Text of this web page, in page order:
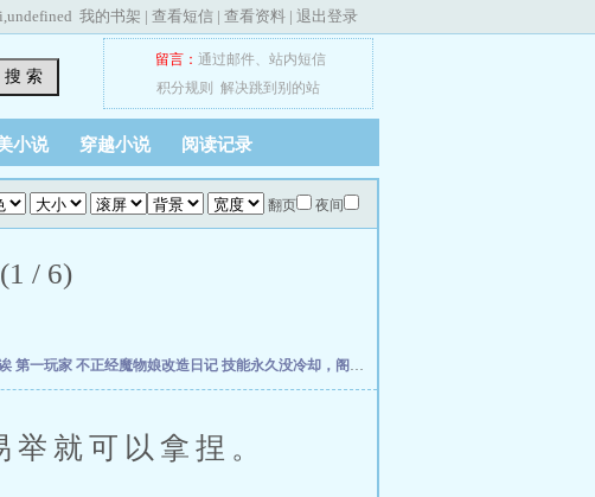
undefined 我的书架 | 查看短信 | 查看资料 | 退出登录
搜 索
留言： 通过邮件、 站内短信
积分规则
解决跳到别的站
小说 穿越小说 阅读记录
翻页 夜间
/ 6)
第一玩家 不正经魔物娘改造日记 技能永久没冷却，阁下如何应对？
就可以拿捏。